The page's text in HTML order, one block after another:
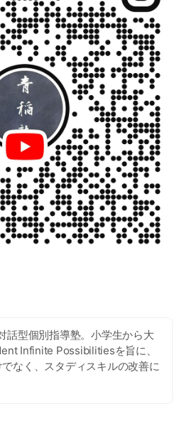
話型個別指導塾。小学生から大
Infinite Possibilitiesを旨に、
なく、スタディスキルの改善に